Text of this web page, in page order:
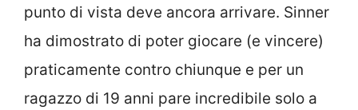
punto di vista deve ancora arrivare. Sinner
ha dimostrato di poter giocare (e vincere)
praticamente contro chiunque e per un
ragazzo di 19 anni pare incredibile solo a